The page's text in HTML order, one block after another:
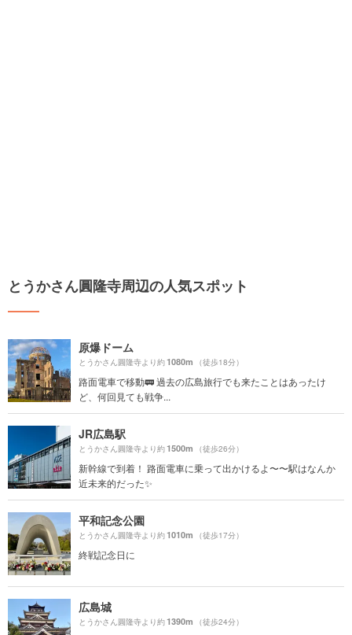
とうかさん圓隆寺周辺の人気スポット
原爆ドーム
とうかさん圓隆寺より約1080m （徒歩18分）
路面電車で移動🚃 過去の広島旅行でも来たことはあったけ
ど、何回見ても戦争...
JR広島駅
とうかさん圓隆寺より約1500m （徒歩26分）
新幹線で到着！ 路面電車に乗って出かけるよ〜〜駅はなんか
近未来的だった✨
平和記念公園
とうかさん圓隆寺より約1010m （徒歩17分）
終戦記念日に
広島城
とうかさん圓隆寺より約1390m （徒歩24分）